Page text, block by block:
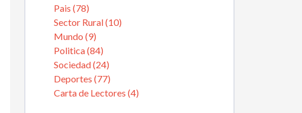
Pais (78)
Sector Rural (10)
Mundo (9)
Politica (84)
Sociedad (24)
Deportes (77)
Carta de Lectores (4)